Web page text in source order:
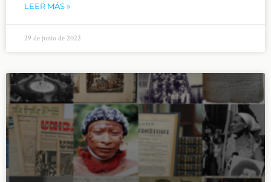
LEER MÁS »
29 de junio de 2022